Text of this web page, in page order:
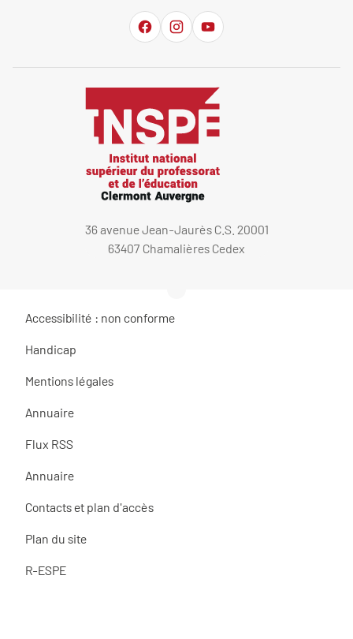
36 avenue Jean-Jaurès C.S. 20001
63407 Chamalières Cedex
Accessibilité : non conforme
Handicap
Mentions légales
Annuaire
Flux RSS
Annuaire
Contacts et plan d'accès
Plan du site
R-ESPE